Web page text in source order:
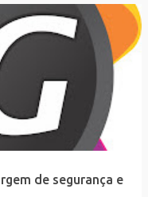
de segurança e